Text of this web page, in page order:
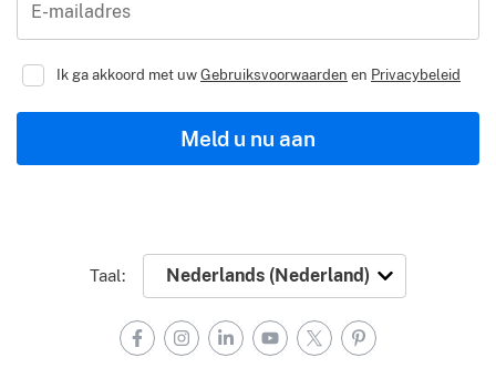
E-mailadres
Ik ga akkoord met uwGebruiksvoorwaarden en Privacybeleid
Meld u nu aan
Taal:
FacebookInstagram
LinkedInYouTube
X Pinterest